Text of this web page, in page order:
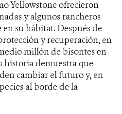
Yellowstone ofrecieron
y algunos rancheros
su hábitat. Después de
y recuperación, en
millón de bisontes en
historia demuestra que
cambiar el futuro y, en
al borde de la